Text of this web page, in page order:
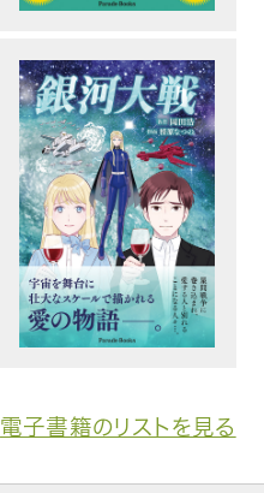
電子書籍のリストを見る